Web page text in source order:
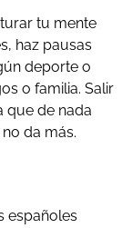
tu mente
haz pausas
deporte o
o familia. Salir
que de nada
da más.
españoles